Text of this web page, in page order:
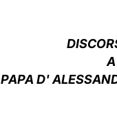
PAPA D'